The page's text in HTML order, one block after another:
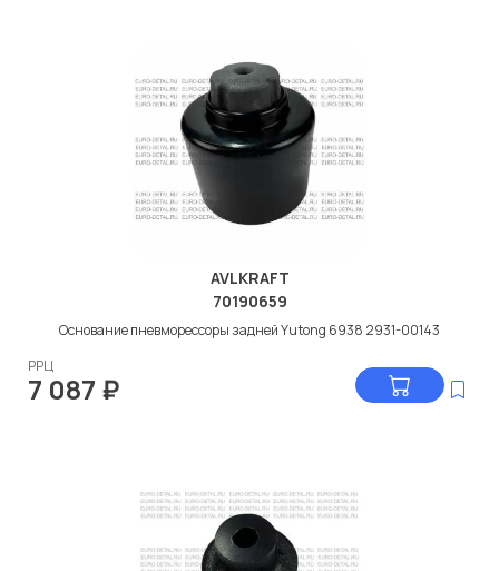
AVLKRAFT
70190659
Основание пневморессоры задней Yutong 6938 2931-00143
РРЦ
7 087 ₽